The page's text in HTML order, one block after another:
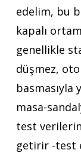
edelim, bu
kapalı
genellikle
düşmez,
basmasıyla
masa-
test
getirir -test